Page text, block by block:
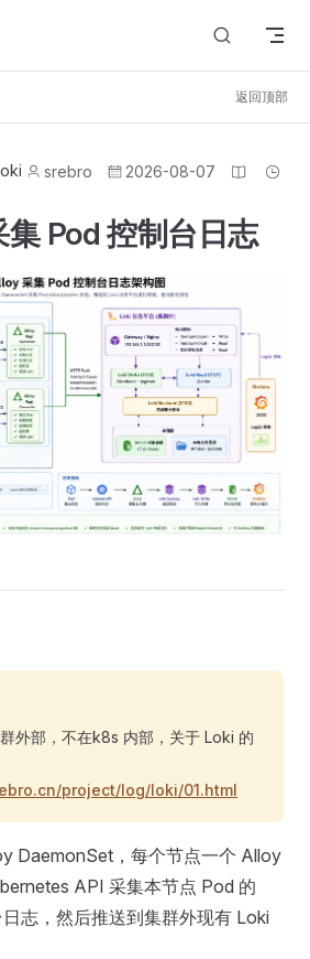
返回顶部
srebro 2026-08-07
Pod 控制台日志
外部，不在k8s 内部，关于 Loki 的
project/log/loki/01.html
DaemonSet，每个节点一个 Alloy
API 采集本节点 Pod 的
志，然后推送到集群外现有 Loki